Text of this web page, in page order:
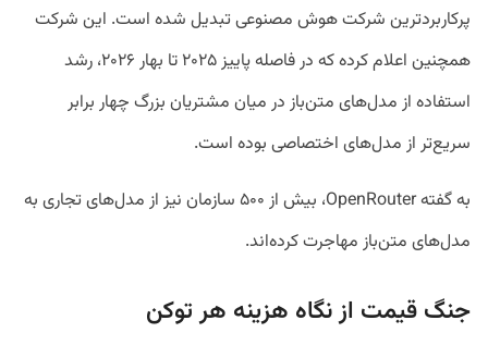
پرکاربردترین شرکت هوش مصنوعی تبدیل شده است. این شرکت
همچنین اعلام کرده که در فاصله پاییز ۲۰۲۵ تا بهار ۲۰۲۶، رشد
استفاده از مدل‌های متن‌باز در میان مشتریان بزرگ چهار برابر
سریع‌تر از مدل‌های اختصاصی بوده است.
به گفته OpenRouter، بیش از ۵۰۰ سازمان نیز از مدل‌های تجاری به
مدل‌های متن‌باز مهاجرت کرده‌اند.
جنگ قیمت از نگاه هزینه هر توکن